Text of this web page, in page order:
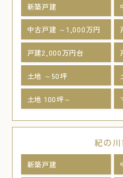
新築戸建
中古戸建 ～1,000万円
戸建2,000万円台
土地 ～50坪
土地 100坪～
紀の川
新築戸建